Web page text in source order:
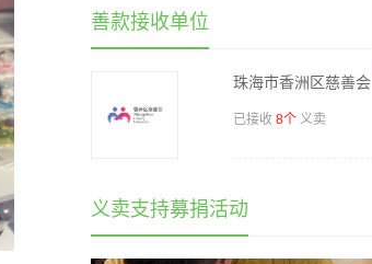
善款接收单位
珠海市香洲区慈善会
已接收 8个 义卖
义卖支持募捐活动